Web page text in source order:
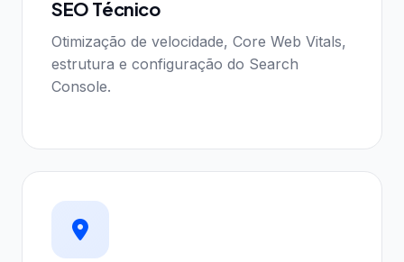
SEO Técnico
Otimização de velocidade, Core Web Vitals,
estrutura e configuração do Search
Console.